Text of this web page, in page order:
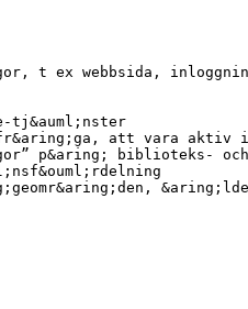
t ex webbsida,
tj&auml;nster
att vara aktiv i
p&aring; biblioteks-